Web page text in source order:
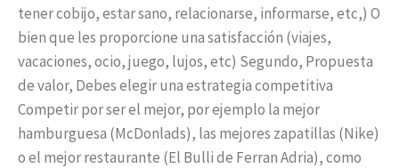
tener cobijo, estar sano, relacionarse, informarse, etc,) O
bien que les proporcione una satisfacción (viajes,
vacaciones, ocio, juego, lujos, etc) Segundo, Propuesta
de valor, Debes elegir una estrategia competitiva
Competir por ser el mejor, por ejemplo la mejor
hamburguesa (McDonlads), las mejores zapatillas (Nike)
o el mejor restaurante (El Bulli de Ferran Adria), como